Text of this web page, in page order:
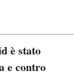
è stato
e contro